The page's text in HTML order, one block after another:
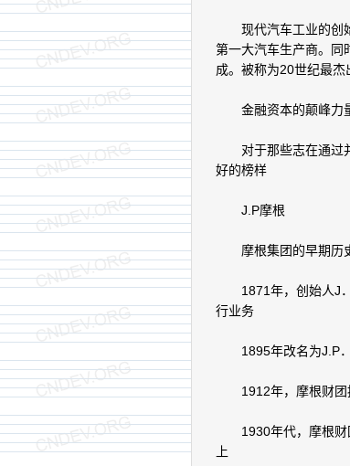
现代汽车工业的创始
第一大汽车生产商。同
成。被称为20世纪最杰
金融资本的颠峰力
对于那些志在通过并
好的榜样
J.P摩根
摩根集团的早期历
1871年，创始人J．
行业务
1895年改名为J.P．
1912年，摩根财团控
1930年代，摩根财
上